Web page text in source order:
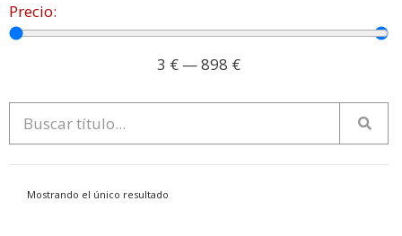
Precio:
3 € —898 €
Mostrando el único resultado